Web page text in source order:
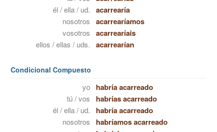
él / ella / ud. acarrearía
nosotros acarrearíamos
vosotros acarrearíais
ellos / ellas / uds. acarrearían
Condicional Compuesto
yo habría acarreado
tú / vos habrías acarreado
él / ella / ud. habría acarreado
nosotros habríamos acarreado